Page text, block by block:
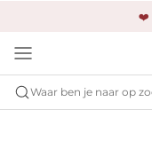
❤️
🚚
Waar ben je naar op